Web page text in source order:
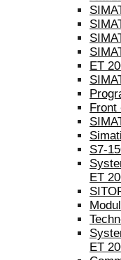
ET
Front
S7-
ET
ET